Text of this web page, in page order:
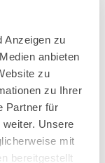
Anzeigen zu
anbieten
zu
zu Ihrer
Partner für
Unsere
mit
bereitgestellt